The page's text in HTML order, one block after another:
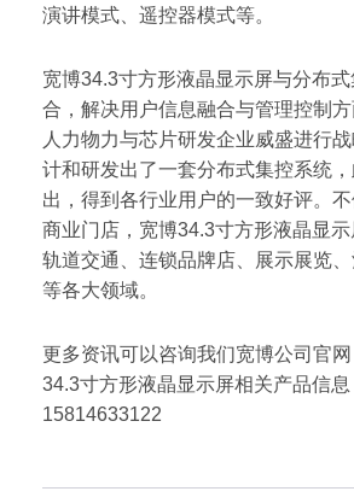
演讲模式、遥控器模式等。
宽博34.3寸方形液晶显示屏与分布
合，解决用户信息融合与管理控制
人力物力与芯片研发企业威盛进行
计和研发出了一套分布式集控系统
出，得到各行业用户的一致好评。
商业门店，宽博34.3寸方形液晶显
轨道交通、连锁品牌店、展示展览
等各大领域。
更多资讯可以咨询我们宽博公司官
34.3寸方形液晶显示屏相关产品信
15814633122